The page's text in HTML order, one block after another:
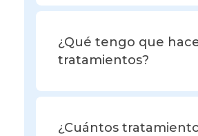
¿Qué tengo que
tratamientos?
¿Cuántos